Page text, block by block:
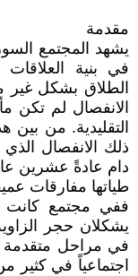
مقدمة
يشهد المجتمع
في بنية
الطلاق بشكل
الانفصال لم تكن
التقليدية. من بين
ذلك الانفصال
دام عادةً عشرين
طياتها مفارقات
ففي مجتمع كانت
يشكلان حجر
في مراحل متقدمة
اجتماعياً في كثير